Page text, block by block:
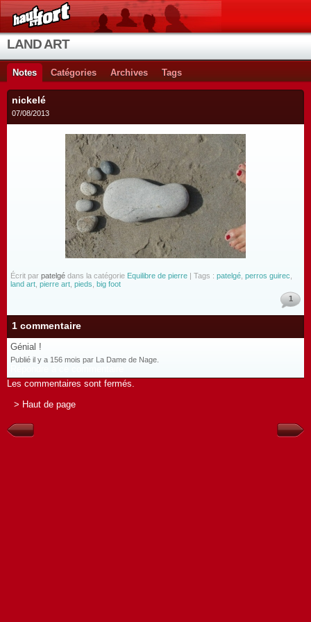
LAND ART
Notes Catégories Archives Tags
nickelé
07/08/2013
Écrit par patelgé dans la catégorie Equilibre de pierre | Tags : patelgé perros guirec
land art pierre art pieds big foot
1
1 commentaire
Génial !
Publié il y a 156 mois par La Dame de Nage.
Les commentaires sont fermés.
> Haut de page